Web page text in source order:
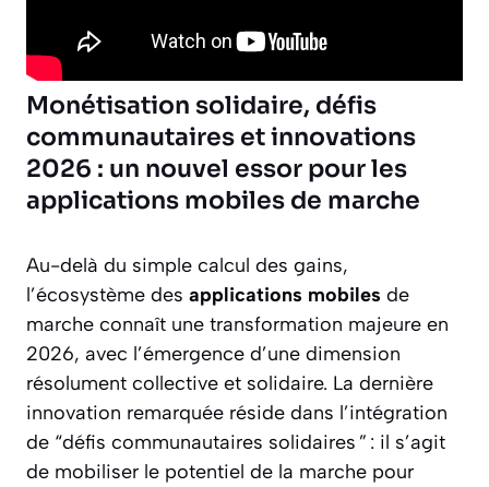
Monétisation solidaire, défis
communautaires et innovations
2026 : un nouvel essor pour les
applications mobiles de marche
Au-delà du simple calcul des gains,
l’écosystème des applications mobiles de
marche connaît une transformation majeure en
2026, avec l’émergence d’une dimension
résolument collective et solidaire. La dernière
innovation remarquée réside dans l’intégration
de “défis communautaires solidaires ” : il s’agit
de mobiliser le potentiel de la marche pour